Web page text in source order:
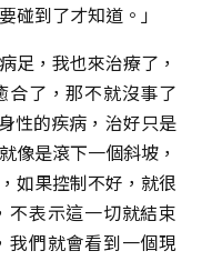
碰到了才知道。」
足，我也來治療了，
合了，那不就沒事了
性的疾病，治好只是
像是滾下一個斜坡，
如果控制不好，就很
不表示這一切就結束
我們就會看到一個現